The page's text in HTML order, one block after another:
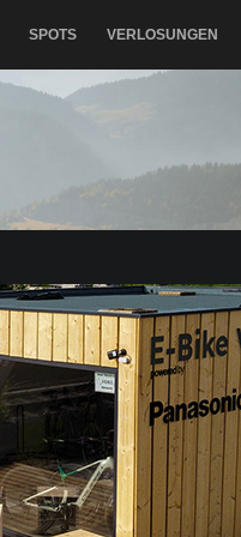
SPOTS VERLOSUNGEN